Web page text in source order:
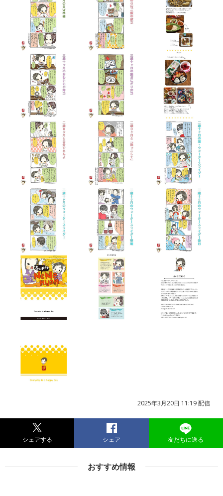
2025年3月20日 11:19 配信
シェアする シェア 友だちに送る
おすすめ情報